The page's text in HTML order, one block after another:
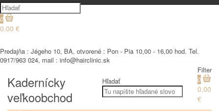
0
0.00 €
Predajňa : Jégeho 10, BA, otvorené : Pon - Pia 10,00 - 16,00 hod. Tel.
0917/963 024, mail : info@hairclinic.sk
Kadernícky
veľkoobchod
Hľadať
Filter
0
0.00
€